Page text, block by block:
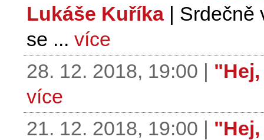
Lukáše Kuříka| Srdečně
se ... více
28. 12. 2018, 19:00 |
více
21. 12. 2018, 19:00 |